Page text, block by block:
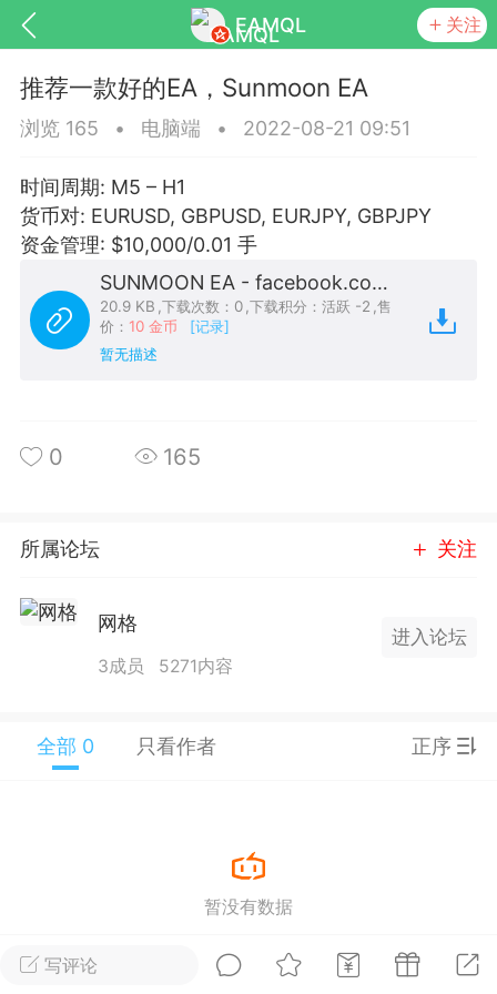
EAMQL 关注
匿名树洞 发起挑战 幸运转盘
Lv.9 神隐会员 靓号
EA+
趋势
黄金一次一单1.0你们期待的一次一单
59 3.4k
EA+
EA 增加货币版EA
写评论
推荐一款好的EA，Sunmoon EA
浏览 165 • 电脑端 • 2022-08-21 09:51
时间周期: M5 – H1
货币对: EURUSD, GBPUSD, EURJPY, GBPJPY
资金管理: $10,000/0.01 手
SUNMOON EA - facebook.com_FreeForexEA.ex4
20.9 KB ,下载次数：0 ,下载积分：活跃 -2 ,售
价： 10 金币
[记录]
暂无描述
0 165
所属论坛 关注
网格
3成员 5271内容
进入论坛
全部 0 只看作者 正序
暂没有数据